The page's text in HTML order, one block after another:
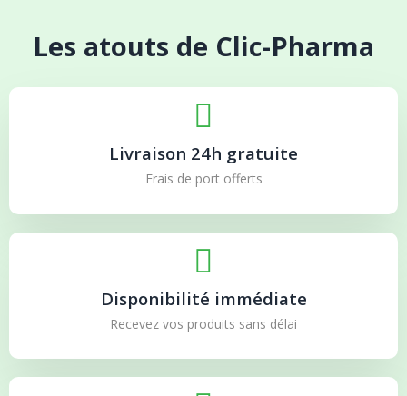
Les atouts de Clic-Pharma
Livraison 24h gratuite
Frais de port offerts
Disponibilité immédiate
Recevez vos produits sans délai